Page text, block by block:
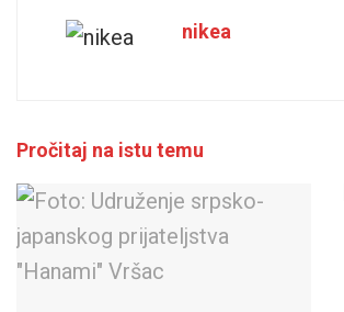
nikea
Pročitaj na istu temu